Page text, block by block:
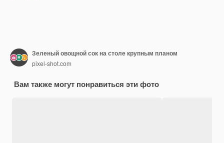
Зеленый овощной сок на столе крупным планом
pixel-shot.com
Вам также могут понравиться эти фото